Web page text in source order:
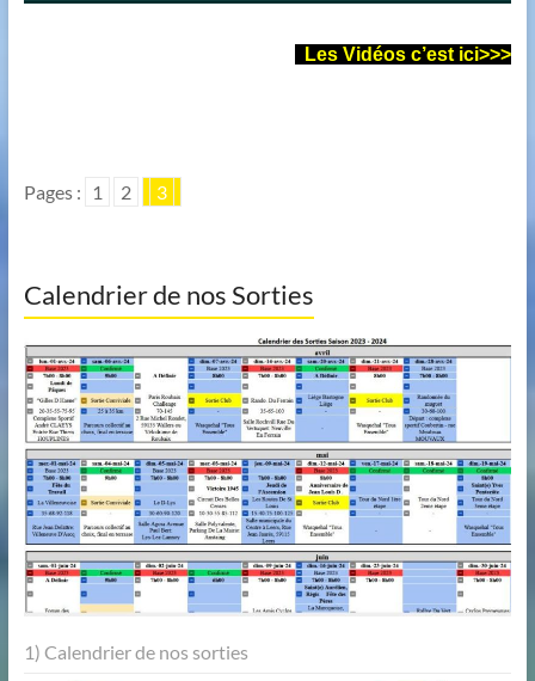
Les Vidéos c’est ici>>>
Pages : 1 2 3
Calendrier de nos Sorties
1) Calendrier de nos sorties